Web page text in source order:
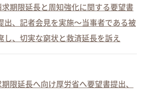
期限延長と周知強化に関する要望書
出、記者会見を実施～当事者である被
し、切実な窮状と救済延長を訴え
限延長へ向け厚労省へ要望書提出、